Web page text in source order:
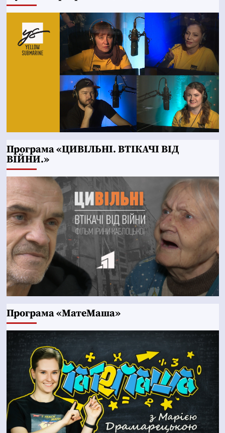
Програма «ЦИВІЛЬНІ. ВТІКАЧІ ВІД
ВІЙНИ.»
Програма «МатеМаша»